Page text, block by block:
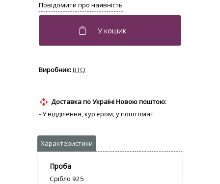
BTQ
Доставка по Україні Новою поштою:
- У відділення, кур'єром, у поштомат
Проба
Срібло 925